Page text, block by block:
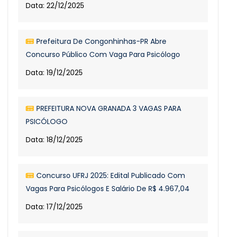
Data: 22/12/2025
Prefeitura De Congonhinhas-PR Abre
Concurso Público Com Vaga Para Psicólogo
Data: 19/12/2025
PREFEITURA NOVA GRANADA 3 VAGAS PARA
PSICÓLOGO
Data: 18/12/2025
Concurso UFRJ 2025: Edital Publicado Com
Vagas Para Psicólogos E Salário De R$ 4.967,04
Data: 17/12/2025